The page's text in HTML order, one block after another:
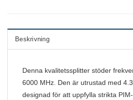
Beskrivning
Denna kvalitetssplitter stöder
6000 MHz. Den är utrustad med
designad för att uppfylla strikta